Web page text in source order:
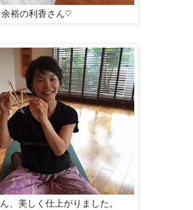
余裕の利香さん♡
、美しく仕上がりました。